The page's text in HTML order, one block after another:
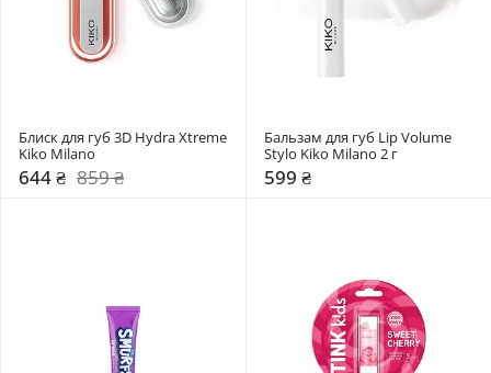
Блиск для губ 3D Hydra Xtreme
Kiko Milano
644 ₴ 859 ₴
Бальзам для губ Lip Volume
Stylo Kiko Milano 2 г
599 ₴